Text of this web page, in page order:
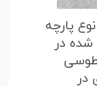
پارچه
در
طوسی
در